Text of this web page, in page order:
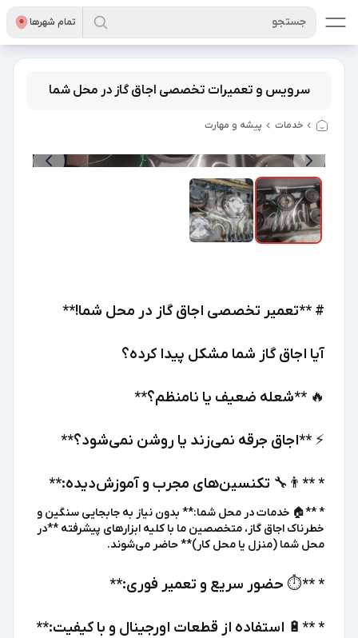
تمام شهر‌ها جستجو
سرویس و تعمیرات تخصصی اجاق گاز در محل شما
خدمات پیشه و مهارت
# **تعمیر تخصصی اجاق گاز در محل شما!**
آیا اجاق گاز شما مشکل پیدا کرده؟
🔥 **شعله ضعیف یا نامنظم؟**
⚡️ **اجاق جرقه نمی‌زند یا روشن نمی‌شود؟**
* **👨‍🔧 تکنسین‌های مجرب و آموزش‌دیده:**
* **🏠 خدمات در محل شما:** بدون نیاز به جابجایی سنگین و
خطرناک اجاق گاز، متخصصین ما با کلیه ابزارهای پیشرفته **در
محل شما (منزل یا محل کار)** حاضر می‌شوند.
* **⏱️ حضور سریع و تعمیر فوری:**
* **🔋 استفاده از قطعات اورجینال و با کیفیت:**